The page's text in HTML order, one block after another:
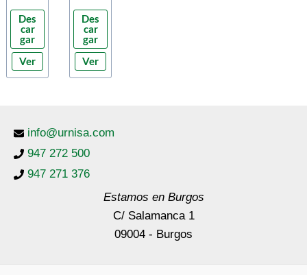
Des
car
gar
Ver
Des
car
gar
Ver
info@urnisa.com
947 272 500
947 271 376
Estamos en Burgos
C/ Salamanca 1
09004 - Burgos